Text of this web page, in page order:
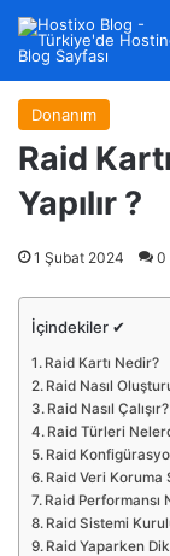
Donanım
Raid
Yapılır ?
1 Şubat 2024 0
İçindekiler ✔
Raid Kartı Nedir?
Raid Nasıl
Raid Nasıl Çalışır?
Raid Türleri
Raid
Raid Veri Koruma
Raid Performansı
Raid Sistemi
Raid Yaparken